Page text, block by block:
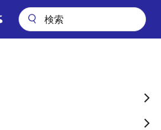
Main
タアーキテクチャの研究開発
の省電力化ル
クチャの研究